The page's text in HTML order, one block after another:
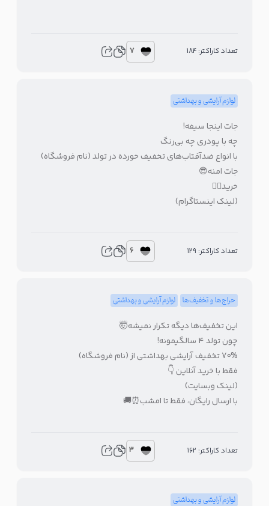
تعداد کاراکتر: 184 7
لوازم آرایشی و بهداشتی
جات اینجا سیفه!
چه با پودری چه بی‌رنگ
با انواع ضدآفتاب‌های تخفیف خورده در تولد (نام فروشگاه)
جات امنه😎
خرید👇🏻
(لینک اینستاگرام)
تعداد کاراکتر: 129 6
حراج‌ها و تخفیف‌ها لوازم آرایشی و بهداشتی
این تخفیف‌ها دیگه تکرار نمیشه🤯
چون تولد ۴ سالگیمونه!
70% تخفیف آرایشی بهداشتی از (نام فروشگاه)
فقط با خرید آنلاین 👇
(لینک وبسایت)
با ارسال رایگان، فقط تا امشب⏰🚚
تعداد کاراکتر: 162 3
لوازم آرایشی و بهداشتی